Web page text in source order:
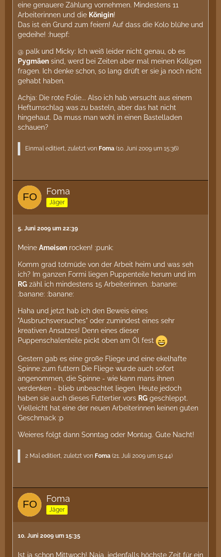
eine genauere Zählung vornehmen. Mindestens 11
Arbeiterinnen und die Königin!
Das ist ein Grund zum feiern! Auf dass die Kolo blühe und
gedeihe! :huepf:
@ palk und Micky: Ich weiß leider nicht genau, ob es
Pygmäen sind, werd bei Zeiten aber mal meinen Kollgen
fragen. Ich denke schon, so lang drüft er sie ja noch nicht
gehabt haben.
Achja: Die rote Folie... Also ich hab versucht aus einem
Heftumschlag was zu basteln, aber das hat nicht
hingehaut. Da muss man wohl in einen Bastelladen
schauen?
Einmal editiert, zuletzt von Foma (10. Juni 2009 um 15:36)
Foma
Jäger
5. Juni 2009 um 22:39
Meine Ameisen rocken! :punk:
Komm grad totmüde von der Arbeit heim und was seh
ich? Im ganzen Formi liegen Puppenteile herum und im
RG zähl ich mindestens 15 Arbeiterinnen. :banane:
:banane: :banane:
Haha und jetzt hab ich den Beweis eines
"Ausbruchsversuches" oder zumindest eines sehr
kreativen Ansatzes! Denn eines dieser
Puppenschalenteile pickt oben am Öl fest
Gestern gab es eine große Fliege und eine ekelhafte
Spinne zum futtern Die Fliege wurde auch sofort
angenommen, die Spinne - wie kann mans ihnen
verdenken - blieb unbeachtet liegen. Heute jedoch
haben sie auch dieses Futtertier vors RG geschleppt.
Vielleicht hat eine der neuen Arbeiterinnen keinen guten
Geschmack :p
Weieres folgt dann Sonntag oder Montag. Gute Nacht!
2 Mal editiert, zuletzt von Foma (21. Juli 2009 um 15:44)
Foma
Jäger
10. Juni 2009 um 15:35
Ist ja schon Mittwoch! Naja, jedenfalls höchste Zeit für ein